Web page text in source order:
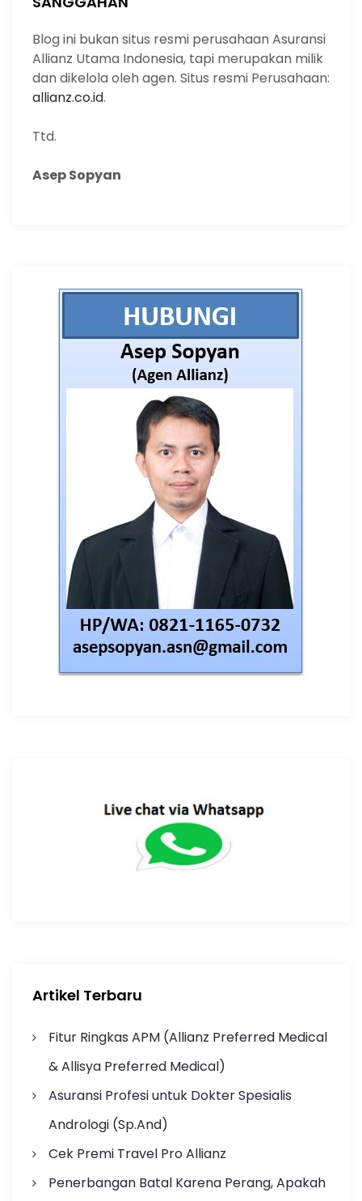
Blog ini bukan situs resmi perusahaan Asuransi
Allianz Utama Indonesia, tapi merupakan milik
dan dikelola oleh agen. Situs resmi Perusahaan:
allianz.co.id.
Ttd.
Asep Sopyan
Artikel Terbaru
Fitur Ringkas APM (Allianz Preferred Medical
& Allisya Preferred Medical)
Asuransi Profesi untuk Dokter Spesialis
Andrologi (Sp.And)
Cek Premi Travel Pro Allianz
Penerbangan Batal Karena Perang, Apakah